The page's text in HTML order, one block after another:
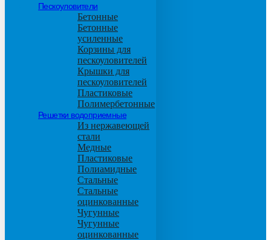
Пескоуловители
Бетонные
Бетонные
усиленные
Корзины для
пескоуловителей
Крышки для
пескоуловителей
Пластиковые
Полимербетонные
Решетки водоприемные
Из нержавеющей
стали
Медные
Пластиковые
Полиамидные
Стальные
Стальные
оцинкованные
Чугунные
Чугунные
оцинкованные